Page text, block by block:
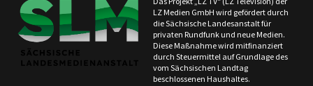
LZ Medien GmbH wird gefördert durch
die Sächsische Landesanstalt für
privaten Rundfunk und neue Medien.
Diese Maßnahme wird mitfinanziert
durch Steuermittel auf Grundlage des
vom Sächsischen Landtag
beschlossenen Haushaltes.